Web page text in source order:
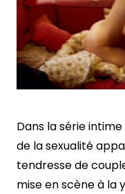
Dans la série intime
de la sexualité
tendresse de
mise en scène à la